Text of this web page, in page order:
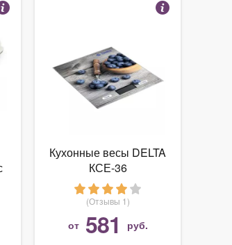
Кухонные весы DELTA
КСЕ-36
(Отзывы 1)
от 581 руб.